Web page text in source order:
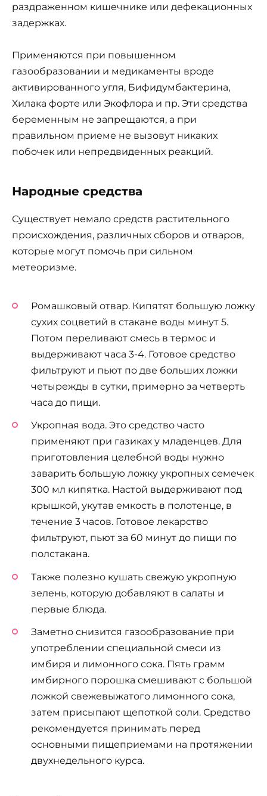
раздраженном кишечнике или дефекационных
задержках.
Применяются при повышенном
газообразовании и медикаменты вроде
активированного угля, Бифидумбактерина,
Хилака форте или Экофлора и пр. Эти средства
беременным не запрещаются, а при
правильном приеме не вызовут никаких
побочек или непредвиденных реакций.
Народные средства
Существует немало средств растительного
происхождения, различных сборов и отваров,
которые могут помочь при сильном
метеоризме.
Ромашковый отвар. Кипятят большую ложку
сухих соцветий в стакане воды минут 5.
Потом переливают смесь в термос и
выдерживают часа 3-4. Готовое средство
фильтруют и пьют по две больших ложки
четырежды в сутки, примерно за четверть
часа до пищи.
Укропная вода. Это средство часто
применяют при газиках у младенцев. Для
приготовления целебной воды нужно
заварить большую ложку укропных семечек
300 мл кипятка. Настой выдерживают под
крышкой, укутав емкость в полотенце, в
течение 3 часов. Готовое лекарство
фильтруют, пьют за 60 минут до пищи по
полстакана.
Также полезно кушать свежую укропную
зелень, которую добавляют в салаты и
первые блюда.
Заметно снизится газообразование при
употреблении специальной смеси из
имбиря и лимонного сока. Пять грамм
имбирного порошка смешивают с большой
ложкой свежевыжатого лимонного сока,
затем присыпают щепоткой соли. Средство
рекомендуется принимать перед
основными пищеприемами на протяжении
двухнедельного курса.